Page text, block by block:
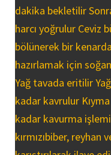
dakika bekletilir
harcı yoğrulur Ceviz
bölünerek bir kenarda
hazırlamak için
Yağ tavada eritilir
kadar kavrulur
kadar kavurma
kırmızıbiber,